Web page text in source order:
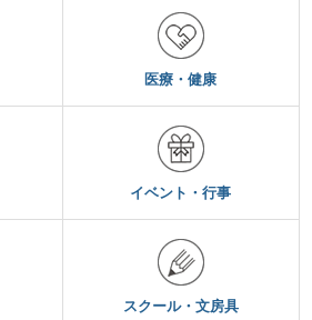
医療・健康
イベント・行事
スクール・文房具